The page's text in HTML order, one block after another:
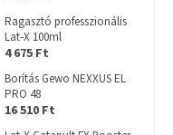
Ragasztó professzionális
Lat-X 100ml
4 675 Ft
Borítás Gewo NEXXUS EL
PRO 48
16 510 Ft